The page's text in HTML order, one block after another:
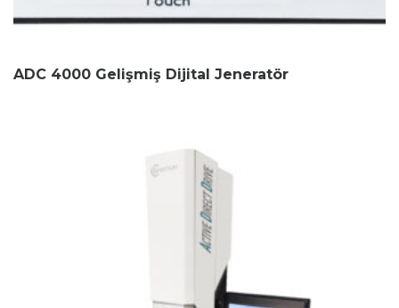
ADC 4000 Gelişmiş Dijital Jeneratör